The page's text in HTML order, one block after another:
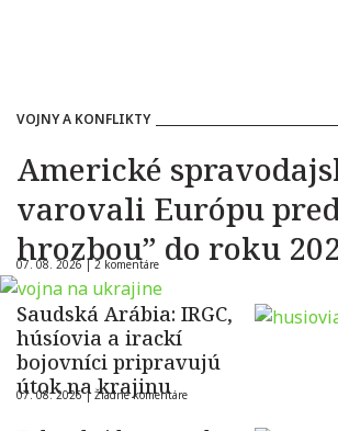
VOJNY A KONFLIKTY
Americké
varovali Európu
hrozbou” do roku
07. 08. 2026 |2 komentáre
Saudská Arábia: IRGC,
húsíovia a irackí
bojovníci pripravujú
útok na krajinu
07. 08. 2026 |Žiadne komentáre